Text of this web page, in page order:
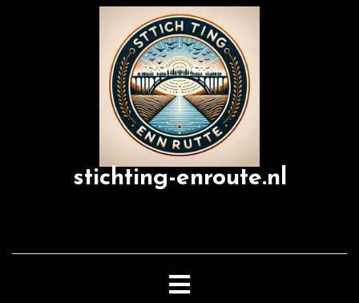
stichting-enroute.nl
Open